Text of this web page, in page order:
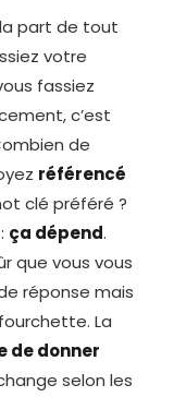
part de tout
votre
fassiez
c’est
de
référencé
clé préféré ?
ça dépend.
que vous vous
réponse mais
La
de donner
selon les